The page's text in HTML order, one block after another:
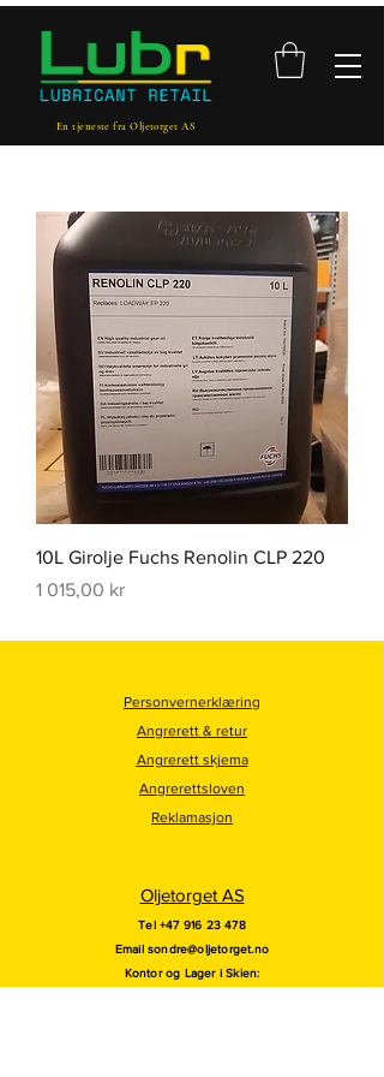
En tjeneste fra Oljetorget AS
10L Girolje Fuchs Renolin CLP 220
Pris
1 015,00 kr
Personvernerklæring
Angrerett & retur
Angrerett skjema
Angrerettsloven
Reklamasjon
Oljetorget AS
Tel +47 916 23 478
Emailsondre@oljetorget.no
Kontor og Lager i Skien: